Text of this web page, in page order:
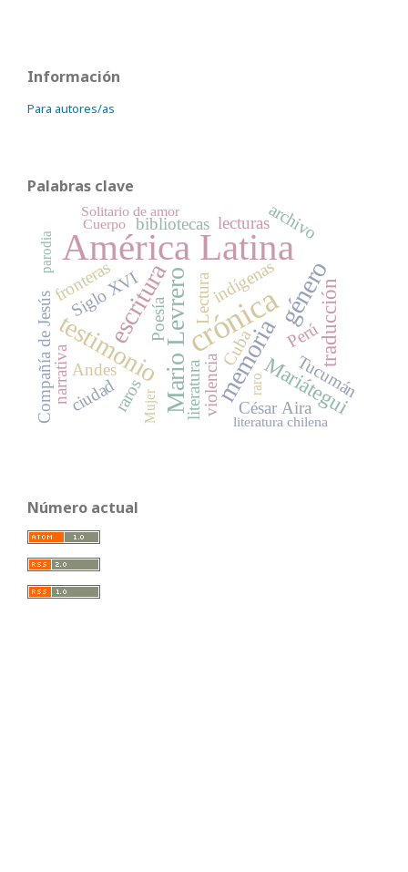
Información
Para autores/as
Palabras clave
América Latina
crónicagénero
Mario Levrero
escritura
testimonio memoriaMariátegui
traducción
Andes
Siglo XVI Poesía
violencia
Lectura
Tucumán
raros
narrativa
indígenas
César Aira
bibliotecas lecturas
Cuba
Compañía de Jesús literatura
Perú
fronteras
ciudad
archivo
Cuerpo
Mujer literatura chilena
parodia
Solitario de amor
raro
Número actual